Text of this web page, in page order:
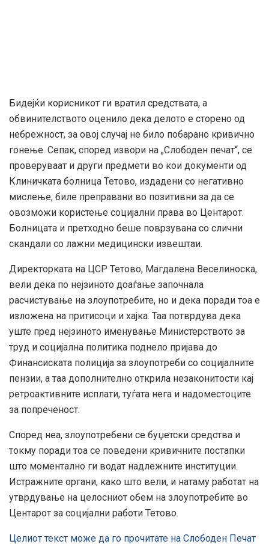
Бидејќи корисникот ги вратил средствата, а
обвинителството оценило дека делото е сторено од
небрежност, за овој случај не било побарано кривично
гонење. Сепак, според извори на „Слободен печат“, се
проверуваат и други предмети во кои документи од
Клиничката болница Тетово, издадени со негативно
мислење, биле преправани во позитивни за да се
овозможи користење социјални права во Центарот.
Болницата и претходно беше поврзувана со слични
скандали со лажни медицински извештаи.
Директорката на ЦСР Тетово, Магдалена Веселиноска,
вели дека по нејзиното доаѓање започнала
расчистување на злоупотребите, но и дека поради тоа е
изложена на притисоци и хајка. Таа потврдува дека
уште пред нејзиното именување Министерството за
труд и социјална политика поднело пријава до
Финансиската полиција за злоупотреби со социјалните
пензии, а таа дополнително открила незаконитости кај
ретроактивните исплати, туѓата нега и надоместоците
за попреченост.
Според неа, злоупотребени се буџетски средства и
токму поради тоа се поведени кривичните постапки
што моментално ги водат надлежните институции.
Истражните органи, како што вели, и натаму работат на
утврдување на целосниот обем на злоупотребите во
Центарот за социјални работи Тетово.
Целиот текст може да го прочитате на Слободен Печат